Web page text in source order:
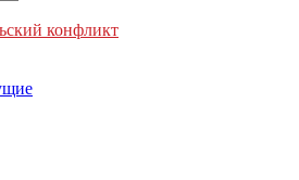
конфликт